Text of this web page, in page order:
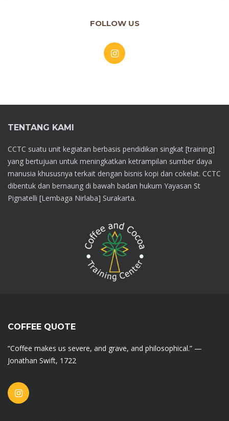
FOLLOW US
TENTANG KAMI
CCTC suatu unit kegiatan berbasis pendidikan singkat [training]
yang bertujuan untuk meningkatkan ketrampilan sumber daya
manusia khususnya terkait dengan bisnis kopi dan cokelat. CCTC
dibentuk dan bernaung di bawah badan hukum Yayasan St
Pignatelli [Lembaga Nirlaba] Surakarta.
COFFEE QUOTE
“Coffee makes us severe, and grave, and philosophical.” —
Jonathan Swift, 1722